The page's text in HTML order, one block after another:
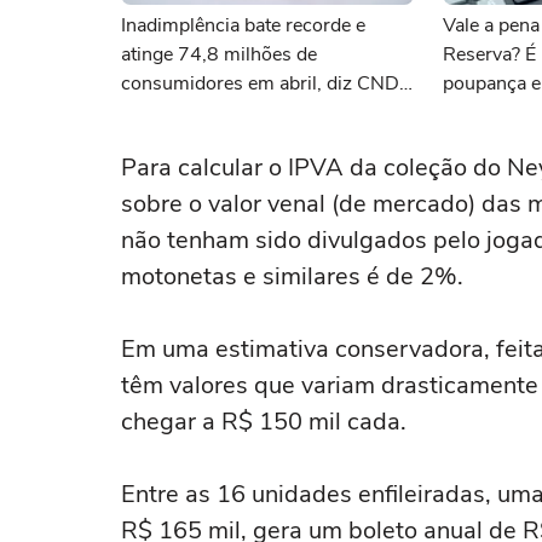
Inadimplência bate recorde e
atinge 74,8 milhões de
consumidores em abril, diz CNDL
Vale a
Reserva?
poupança
Para calcular o IPVA da coleção do
sobre o valor venal (de mercado) das
não tenham sido divulgados pelo
motonetas e similares é de 2%.
Em uma estimativa conservadora,
têm valores que variam
chegar a R$ 150 mil cada.
Entre as 16 unidades enfileiradas,
R$ 165 mil, gera um boleto anual de